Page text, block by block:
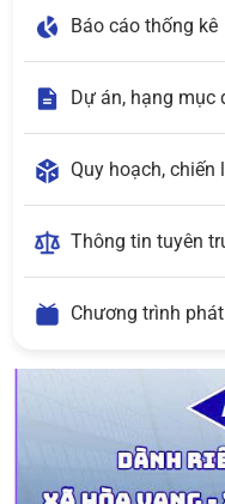
Báo cáo thống kê
Dự án, hạng mục
Quy hoạch, chiến
Thông tin tuyên
Chương trình